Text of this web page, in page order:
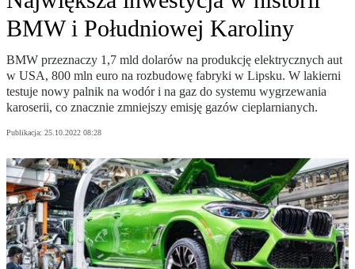
BMW i Południowej Karoliny
BMW przeznaczy 1,7 mld dolarów na produkcję elektrycznych aut
w USA, 800 mln euro na rozbudowę fabryki w Lipsku. W lakierni
testuje nowy palnik na wodór i na gaz do systemu wygrzewania
karoserii, co znacznie zmniejszy emisję gazów cieplarnianych.
Publikacja: 25.10.2022 08:28